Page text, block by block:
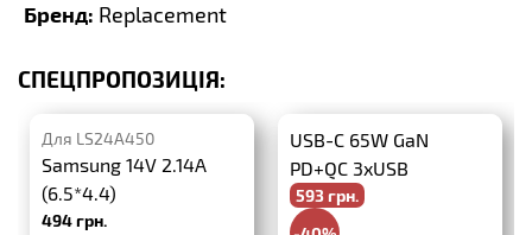
Бренд: Replacement
СПЕЦПРОПОЗИЦІЯ:
Для LS24A450
Samsung 14V 2.14A
(6.5*4.4)
494 грн.
USB-C 65W GaN
PD+QC 3xUSB
593 грн.